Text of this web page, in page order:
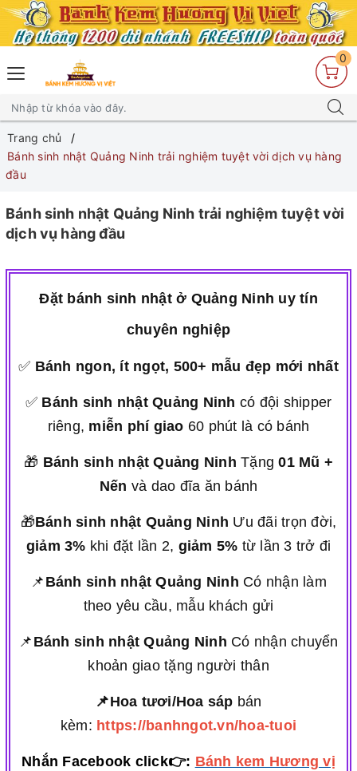
0
Trang chủ
Bánh sinh nhật Quảng Ninh trải nghiệm tuyệt vời dịch vụ hàng
đầu
Bánh sinh nhật Quảng Ninh trải nghiệm tuyệt vời
dịch vụ hàng đầu
Đặt bánh sinh nhật ở Quảng Ninh uy tín
chuyên nghiệp
✅ Bánh ngon, ít ngọt, 500+ mẫu đẹp mới nhất
✅ Bánh sinh nhật Quảng Ninh có đội shipper
riêng, miễn phí giao 60 phút là có bánh
🎁 Bánh sinh nhật Quảng Ninh Tặng01 Mũ +
Nến và dao đĩa ăn bánh
🎁Bánh sinh nhật Quảng Ninh Ưu đãi trọn đời,
giảm 3% khi đặt lần 2, giảm 5% từ lần 3 trở đi
📌 Bánh sinh nhật Quảng Ninh Có nhận làm
theo yêu cầu, mẫu khách gửi
📌 Bánh sinh nhật Quảng Ninh Có nhận chuyển
khoản giao tặng người thân
📌Hoa tươi/Hoa sáp bán
kèm: https://banhngot.vn/hoa-tuoi
Nhắn Facebook click👉: Bánh kem Hương vị